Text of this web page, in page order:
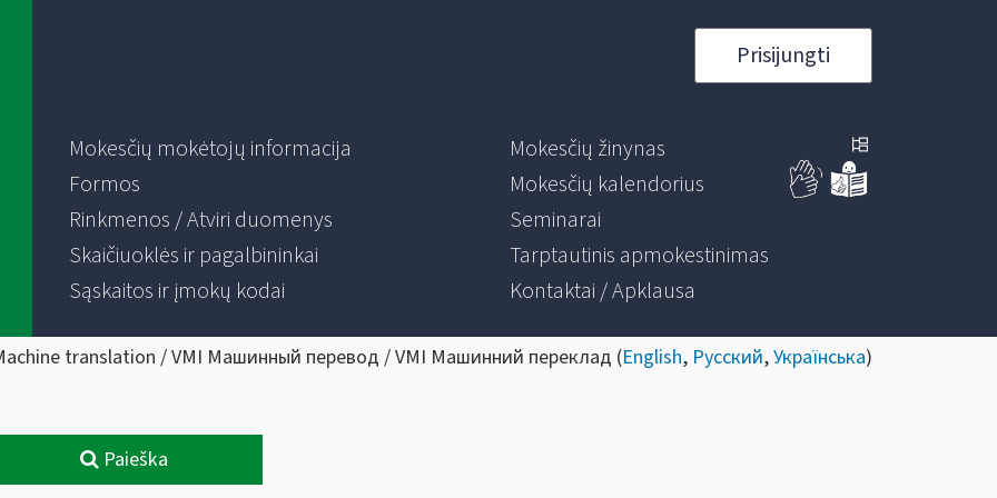
Prisijungti
Mokesčių mokėtojų informacija
Formos
Rinkmenos / Atviri duomenys
Skaičiuoklės ir pagalbininkai
Sąskaitos ir įmokų kodai
Mokesčių žinynas
Mokesčių kalendorius
Seminarai
Tarptautinis apmokestinimas
Kontaktai / Apklausa
translation / VMI Машинный перевод / VMI Машинний переклад (English, Русский,Українська)
Paieška